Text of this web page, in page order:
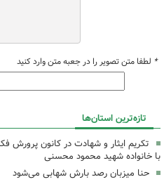
* لطفا متن تصویر را در جعبه متن وارد کنید
تازه‌ترین استان‌ها
تکریم ایثار و شهادت در کانون پرورش
با خانواده شهید محمود محسنی
حنا میزبان رصد بارش شهابی می‌شود